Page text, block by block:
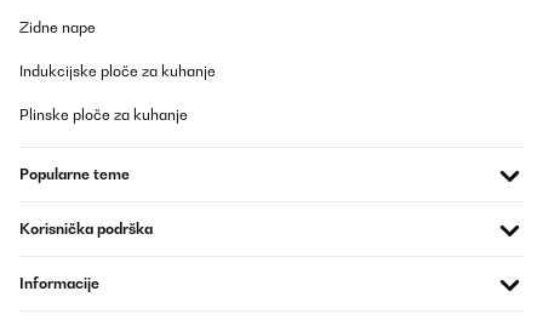
Zidne nape
Indukcijske ploče za kuhanje
Plinske ploče za kuhanje
Popularne teme
Korisnička podrška
Informacije